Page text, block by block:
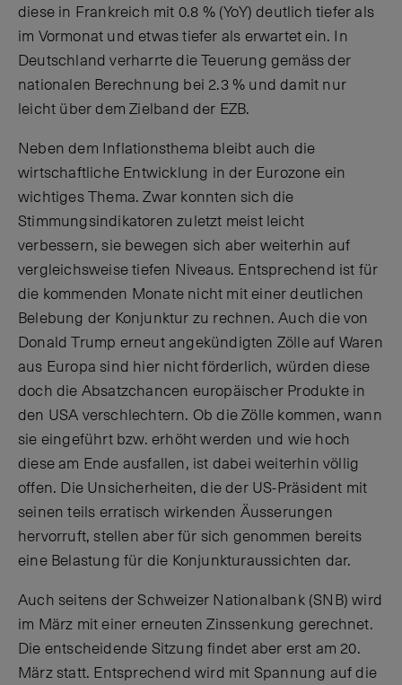
diese in Frankreich mit 0.8 % (YoY) deutlich tiefer als
im Vormonat und etwas tiefer als erwartet ein. In
Deutschland verharrte die Teuerung gemäss der
nationalen Berechnung bei 2.3 % und damit nur
leicht über dem Zielband der EZB.
Neben dem Inflationsthema bleibt auch die
wirtschaftliche Entwicklung in der Eurozone ein
wichtiges Thema. Zwar konnten sich die
Stimmungsindikatoren zuletzt meist leicht
verbessern, sie bewegen sich aber weiterhin auf
vergleichsweise tiefen Niveaus. Entsprechend ist für
die kommenden Monate nicht mit einer deutlichen
Belebung der Konjunktur zu rechnen. Auch die von
Donald Trump erneut angekündigten Zölle auf Waren
aus Europa sind hier nicht förderlich, würden diese
doch die Absatzchancen europäischer Produkte in
den USA verschlechtern. Ob die Zölle kommen, wann
sie eingeführt bzw. erhöht werden und wie hoch
diese am Ende ausfallen, ist dabei weiterhin völlig
offen. Die Unsicherheiten, die der US-Präsident mit
seinen teils erratisch wirkenden Äusserungen
hervorruft, stellen aber für sich genommen bereits
eine Belastung für die Konjunkturaussichten dar.
Auch seitens der Schweizer Nationalbank (SNB) wird
im März mit einer erneuten Zinssenkung gerechnet.
Die entscheidende Sitzung findet aber erst am 20.
März statt. Entsprechend wird mit Spannung auf die